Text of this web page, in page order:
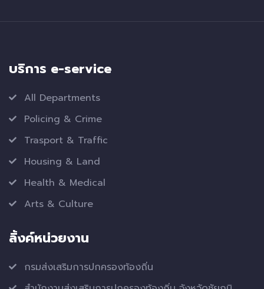
บริการ e-service
All Departments
Policing & Crime
Trasport & Traffic
Housing & Land
Health & Medical
Arts & Culture
ลิ้งค์หน่วยงาน
กรมส่งเสริมการปกครองท้องถิ่น